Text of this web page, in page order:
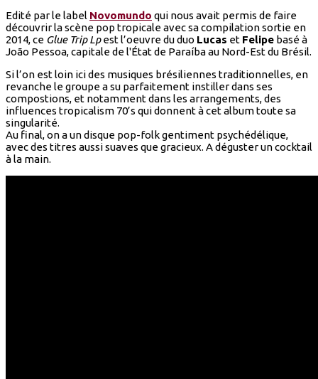
Edité par le label Novomundo qui nous avait permis de faire
découvrir la scène pop tropicale avec sa compilation sortie en
2014, ce Glue Trip Lpest l’oeuvre du duo Lucas et Felipe basé à
João Pessoa, capitale de l'État de Paraíba au Nord-Est du Brésil.
Si l’on est loin ici des musiques brésiliennes traditionnelles, en
revanche le groupe a su parfaitement instiller dans ses
compostions, et notamment dans les arrangements, des
influences tropicalism 70’s qui donnent à cet album toute sa
singularité.
Au final, on a un disque pop-folk gentiment psychédélique,
avec des titres aussi suaves que gracieux. A déguster un cocktail
à la main.